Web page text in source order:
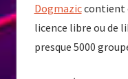
Dogmaziccontient
licence libre ou de
presque 5000